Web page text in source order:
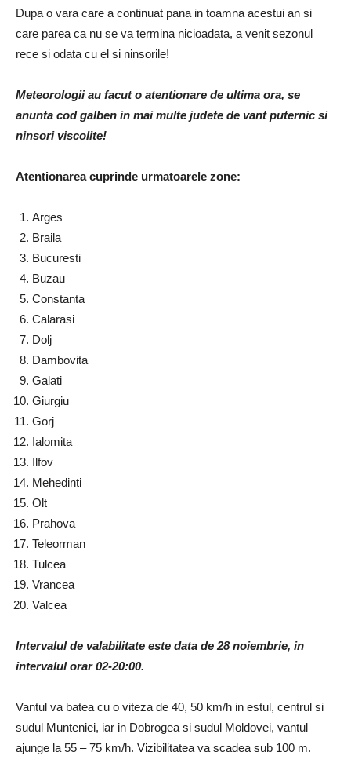
Dupa o vara care a continuat pana in toamna acestui an si
care parea ca nu se va termina nicioadata, a venit sezonul
rece si odata cu el si ninsorile!
Meteorologii au facut o atentionare de ultima ora, se
anunta cod galben in mai multe judete de vant puternic si
ninsori viscolite!
Atentionarea cuprinde urmatoarele zone:
Arges
Braila
Bucuresti
Buzau
Constanta
Calarasi
Dolj
Dambovita
Galati
Giurgiu
Gorj
Ialomita
Ilfov
Mehedinti
Olt
Prahova
Teleorman
Tulcea
Vrancea
Valcea
Intervalul de valabilitate este data de 28 noiembrie, in
intervalul orar 02-20:00.
Vantul va batea cu o viteza de 40, 50 km/h in estul, centrul si
sudul Munteniei, iar in Dobrogea si sudul Moldovei, vantul
ajunge la 55 – 75 km/h. Vizibilitatea va scadea sub 100 m.